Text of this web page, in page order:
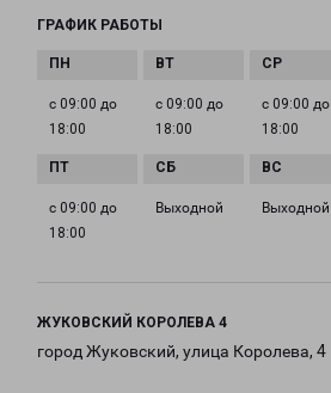
ГРАФИК РАБОТЫ
с 09:00 до
18:00
с 09:00 до
18:00
с 09:00 до
18:00
с 09:00 до
18:00
Выходной Выходной
ЖУКОВСКИЙ КОРОЛЕВА 4
город Жуковский, улица Королева, 4